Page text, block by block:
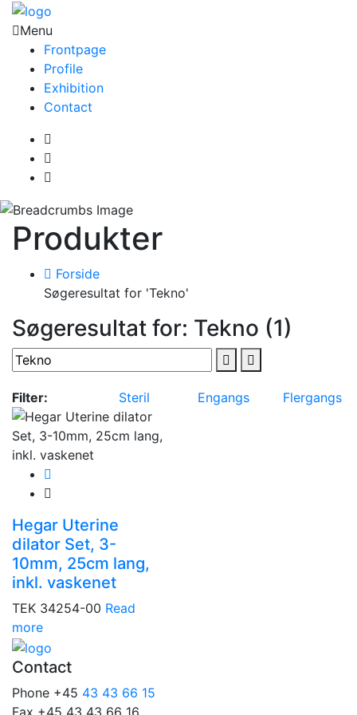
Menu
Frontpage
Profile
Exhibition
Contact
Produkter
Forside
Søgeresultat for 'Tekno'
Søgeresultat for: Tekno (1)
Filter: Steril Engangs Flergangs
Hegar Uterine
dilator Set, 3-
10mm, 25cm lang,
inkl. vaskenet
TEK 34254-00 Read
more
Contact
Phone +45 43 43 66 15
Fax +45 43 43 66 16